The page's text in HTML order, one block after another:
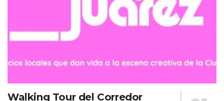
Walking Tour del Corredor